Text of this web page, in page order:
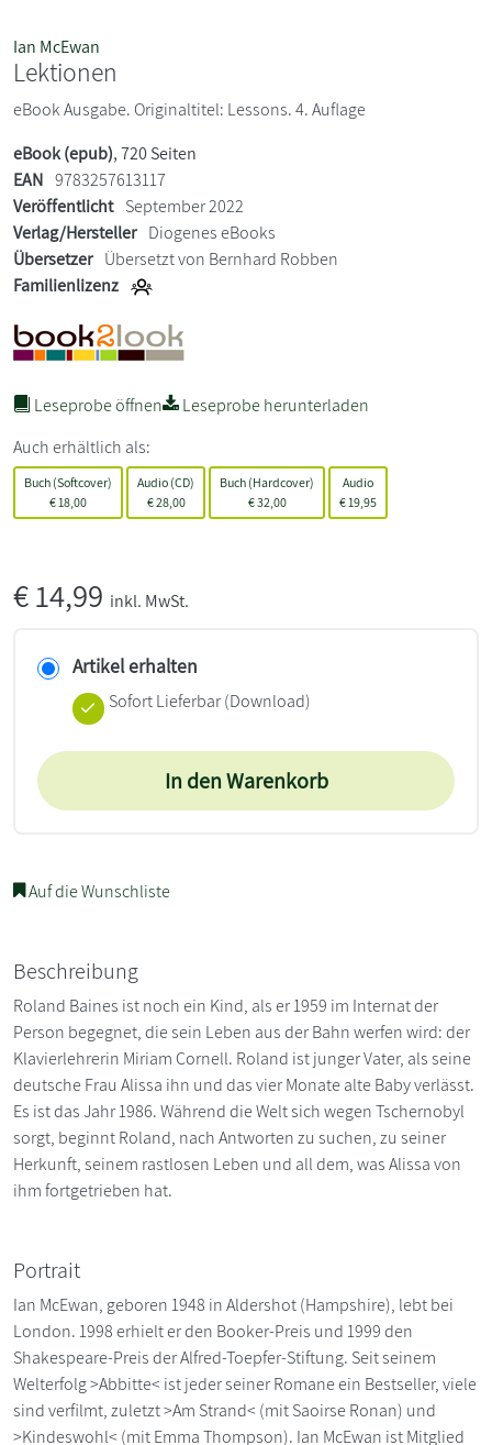
Ian McEwan
Lektionen
eBook Ausgabe. Originaltitel: Lessons. 4. Auflage
eBook (epub), 720 Seiten
EAN 9783257613117
Veröffentlicht September 2022
Verlag/Hersteller Diogenes eBooks
Übersetzer Übersetzt von Bernhard Robben
Familienlizenz
Leseprobe öffnen
Leseprobe herunterladen
Auch erhältlich als:
Buch (Softcover)
€ 18,00
Audio (CD)
€28,00
Buch (Hardcover)
€32,00
Audio
€ 19,95
€14,99 inkl. MwSt.
Artikel erhalten
Sofort Lieferbar (Download)
In den Warenkorb
Auf die Wunschliste
Beschreibung
Roland Baines ist noch ein Kind, als er 1959 im Internat der
Person begegnet, die sein Leben aus der Bahn werfen wird: der
Klavierlehrerin Miriam Cornell. Roland ist junger Vater, als seine
deutsche Frau Alissa ihn und das vier Monate alte Baby verlässt.
Es ist das Jahr 1986. Während die Welt sich wegen Tschernobyl
sorgt, beginnt Roland, nach Antworten zu suchen, zu seiner
Herkunft, seinem rastlosen Leben und all dem, was Alissa von
ihm fortgetrieben hat.
Portrait
Ian McEwan, geboren 1948 in Aldershot (Hampshire), lebt bei
London. 1998 erhielt er den Booker-Preis und 1999 den
Shakespeare-Preis der Alfred-Toepfer-Stiftung. Seit seinem
Welterfolg >Abbitte< ist jeder seiner Romane ein Bestseller, viele
sind verfilmt, zuletzt >Am Strand< (mit Saoirse Ronan) und
>Kindeswohl< (mit Emma Thompson). Ian McEwan ist Mitglied